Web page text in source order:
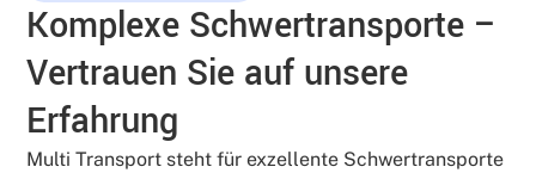
Komplexe Schwertransporte –
Vertrauen Sie auf unsere
Erfahrung
Multi Transport steht für exzellente Schwertransporte